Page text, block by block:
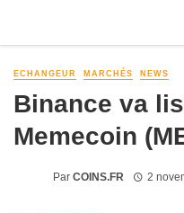
ECHANGEUR MARCHÉS NEWS
Binance va
Memecoin
Par COINS.FR 2